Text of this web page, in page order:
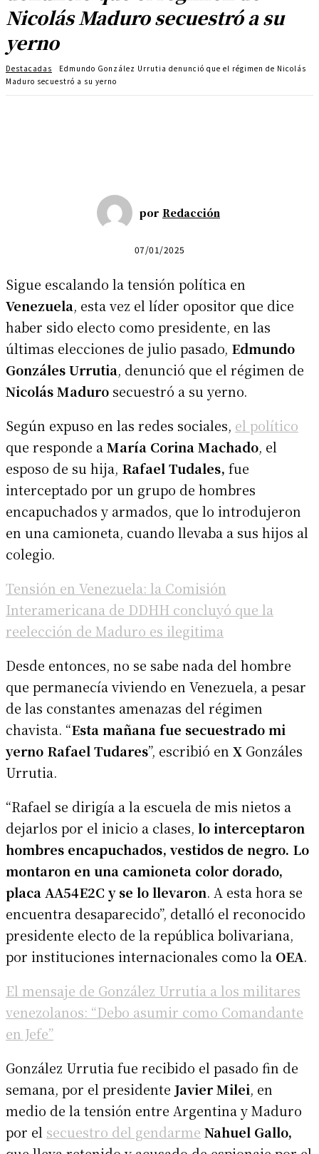
Nicolás Maduro secuestró a su
yerno
Destacadas
Edmundo González Urrutia denunció que el régimen de Nicolás
Maduro secuestró a su yerno
por Redacción
07/01/2025
Sigue escalando la tensión política en
Venezuela, esta vez el líder opositor que dice
haber sido electo como presidente, en las
últimas elecciones de julio pasado, Edmundo
Gonzáles Urrutia, denunció que el régimen de
Nicolás Maduro secuestró a su yerno.
Según expuso en las redes sociales, el político
que responde a María Corina Machado, el
esposo de su hija, Rafael Tudales, fue
interceptado por un grupo de hombres
encapuchados y armados, que lo introdujeron
en una camioneta, cuando llevaba a sus hijos al
colegio.
Tensión en Venezuela: la Comisión
Interamericana de DDHH concluyó que la
reelección de Maduro es ilegitima
Desde entonces, no se sabe nada del hombre
que permanecía viviendo en Venezuela, a pesar
de las constantes amenazas del régimen
chavista. “Esta mañana fue secuestrado mi
yerno Rafael Tudares”, escribió en X Gonzáles
Urrutia.
“Rafael se dirigía a la escuela de mis nietos a
dejarlos por el inicio a clases, lo interceptaron
hombres encapuchados, vestidos de negro. Lo
montaron en una camioneta color dorado,
placa AA54E2C y se lo llevaron. A esta hora se
encuentra desaparecido”, detalló el reconocido
presidente electo de la república bolivariana,
por instituciones internacionales como la OEA.
El mensaje de González Urrutia a los militares
venezolanos: “Debo asumir como Comandante
en Jefe”
González Urrutia fue recibido el pasado fin de
semana, por el presidente Javier Milei, en
medio de la tensión entre Argentina y Maduro
por el secuestro del gendarme Nahuel Gallo,